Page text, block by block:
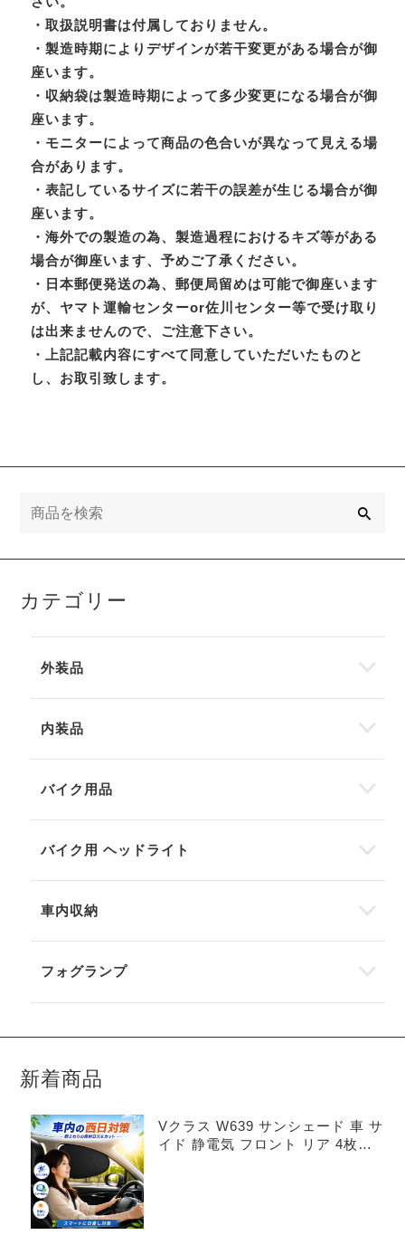
・取扱説明書は付属しておりません。
・製造時期によりデザインが若干変更がある場合が御
座います。
・収納袋は製造時期によって多少変更になる場合が御
座います。
・モニターによって商品の色合いが異なって見える場
合があります。
・表記しているサイズに若干の誤差が生じる場合が御
座います。
・海外での製造の為、製造過程におけるキズ等がある
場合が御座います、予めご了承ください。
・日本郵便発送の為、郵便局留めは可能で御座います
が、ヤマト運輸センターor佐川センター等で受け取り
は出来ませんので、ご注意下さい。
・上記記載内容にすべて同意していただいたものと
し、お取引致します。
カテゴリー
外装品
内装品
バイク用品
バイク用 ヘッドライト
車内収納
フォグランプ
新着商品
Vクラス W639 サンシェード 車 サ
イド 静電気 フロント リア 4枚セ